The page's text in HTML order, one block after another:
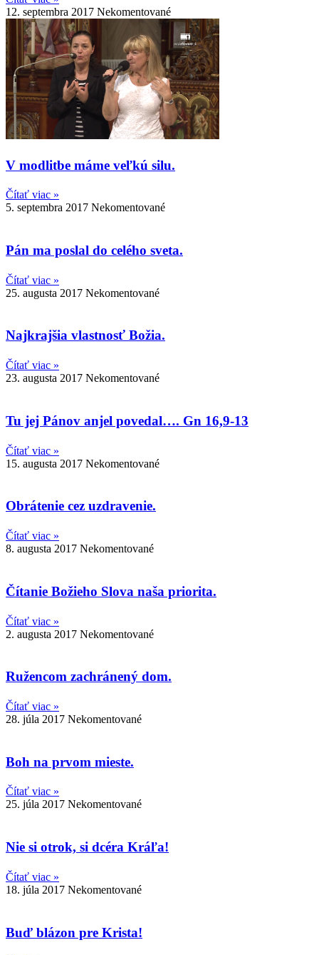
12. septembra 2017 Nekomentované
V modlitbe máme veľkú silu.
Čítať viac »
5. septembra 2017 Nekomentované
Pán ma poslal do celého sveta.
Čítať viac »
25. augusta 2017 Nekomentované
Najkrajšia vlastnosť Božia.
Čítať viac »
23. augusta 2017 Nekomentované
Tu jej Pánov anjel povedal…. Gn 16,9-13
Čítať viac »
15. augusta 2017 Nekomentované
Obrátenie cez uzdravenie.
Čítať viac »
8. augusta 2017 Nekomentované
Čítanie Božieho Slova naša priorita.
Čítať viac »
2. augusta 2017 Nekomentované
Ružencom zachránený dom.
Čítať viac »
28. júla 2017 Nekomentované
Boh na prvom mieste.
Čítať viac »
25. júla 2017 Nekomentované
Nie si otrok, si dcéra Kráľa!
Čítať viac »
18. júla 2017 Nekomentované
Buď blázon pre Krista!